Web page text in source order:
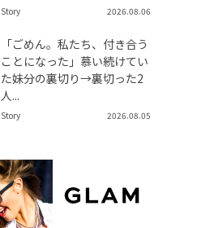
Story 2026.08.06
「ごめん。私たち、付き合う
ことになった」慕い続けてい
た妹分の裏切り→裏切った2
人...
Story 2026.08.05